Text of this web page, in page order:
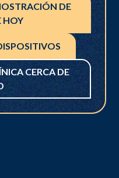
DE
HOY
CERCA DE